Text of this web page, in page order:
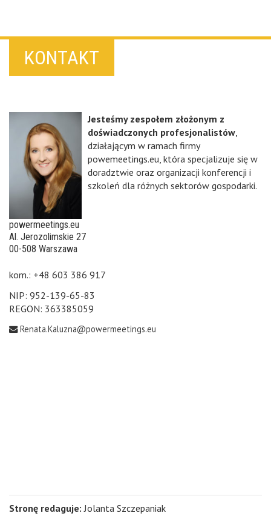
KONTAKT
Jesteśmy zespołem złożonym z
doświadczonych profesjonalistów
działającym w ramach firmy
powemeetings.eu, która specjalizuje się w
doradztwie oraz organizacji konferencji i
szkoleń dla różnych sektorów gospodarki.
powermeetings.eu
Al. Jerozolimskie 27
00-508 Warszawa
kom.: +48 603 386 917
NIP: 952-139-65-83
REGON: 363385059
Renata.Kaluzna@powermeetings.eu
Stronę redaguje: Jolanta Szczepaniak